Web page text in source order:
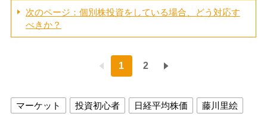
次のページ：個別株投資をしている場合、どう対応す
べきか？
1 2
マーケット 投資初心者 日経平均株価 藤川里絵